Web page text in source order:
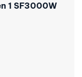
1 SF3000W